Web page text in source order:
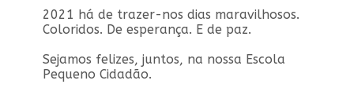
2021 há de trazer-nos dias maravilhosos.
Coloridos. De esperança. E de paz.
Sejamos felizes, juntos, na nossa Escola
Pequeno Cidadão.